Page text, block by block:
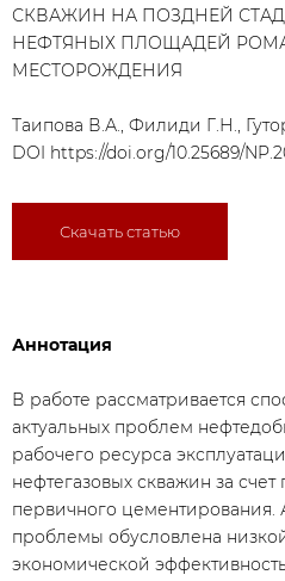
СКВАЖИН НА ПОЗДНЕЙ
НЕФТЯНЫХ ПЛОЩАДЕЙ
МЕСТОРОЖДЕНИЯ
Таипова В.А., Филиди Г.Н.,
DOI https://doi.org/10.25689/
Скачать статью
Аннотация
В работе рассматривается
актуальных проблем
рабочего ресурса
нефтегазовых скважин за
первичного цементирования.
проблемы обусловлена
экономической